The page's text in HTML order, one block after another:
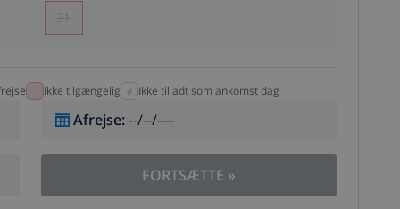
31
Ikke tilgængelig Ikke tilladt som ankomst dag
Afrejse:--/--/----
FORTSÆTTE »